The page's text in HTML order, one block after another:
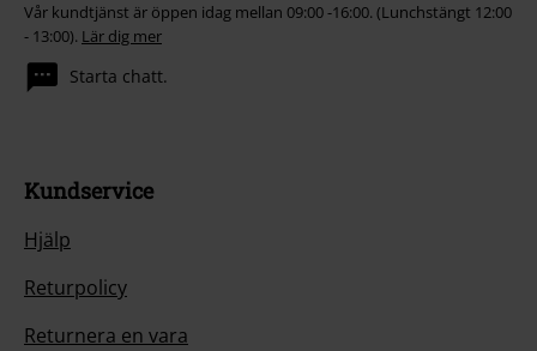
Vår kundtjänst är öppen idag mellan 09:00 -16:00. (Lunchstängt 12:00
- 13:00). Lär dig mer
Starta chatt.
Kundservice
Hjälp
Returpolicy
Returnera en vara